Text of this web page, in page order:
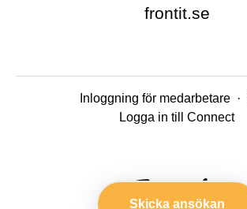
Skicka ansökan
frontit.se
Inloggning för medarbetare ·
Logga in till Connect